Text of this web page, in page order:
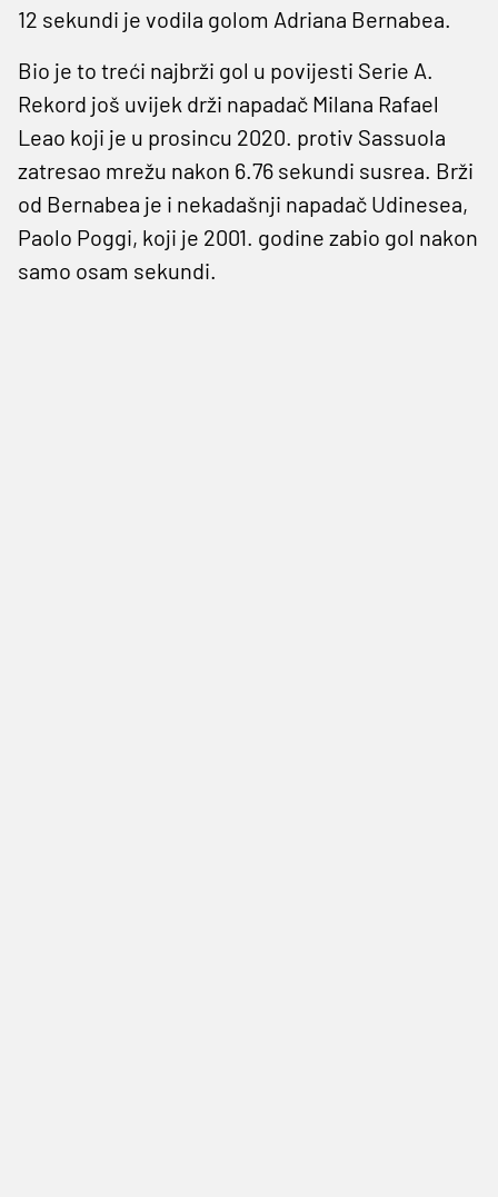
12 sekundi je vodila golom Adriana Bernabea.
Bio je to treći najbrži gol u povijesti Serie A.
Rekord još uvijek drži napadač Milana Rafael
Leao koji je u prosincu 2020. protiv Sassuola
zatresao mrežu nakon 6.76 sekundi susrea. Brži
od Bernabea je i nekadašnji napadač Udinesea,
Paolo Poggi, koji je 2001. godine zabio gol nakon
samo osam sekundi.